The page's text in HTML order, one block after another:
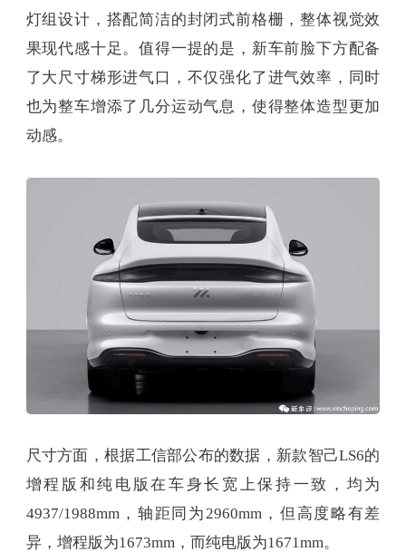
灯组设计，搭配简洁的封闭式前格栅，整体视觉效
果现代感十足。值得一提的是，新车前脸下方配备
了大尺寸梯形进气口，不仅强化了进气效率，同时
也为整车增添了几分运动气息，使得整体造型更加
动感。
尺寸方面，根据工信部公布的数据，新款智己LS6的
增程版和纯电版在车身长宽上保持一致，均为
4937/1988mm，轴距同为2960mm，但高度略有差
异，增程版为1673mm，而纯电版为1671mm。